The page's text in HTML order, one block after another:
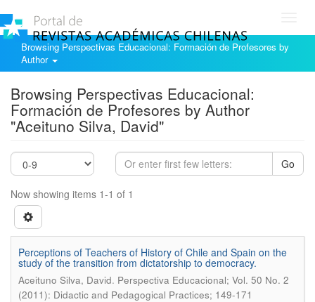
Browsing Perspectivas Educacional: Formación de Profesores by
Author
Browsing Perspectivas Educacional:
Formación de Profesores by Author
"Aceituno Silva, David"
Go
Now showing items 1-1 of 1
Perceptions of Teachers of History of Chile and Spain on the
study of the transition from dictatorship to democracy.
Aceituno Silva, David. Perspectiva Educacional; Vol. 50 No. 2
(2011): Didactic and Pedagogical Practices; 149-171